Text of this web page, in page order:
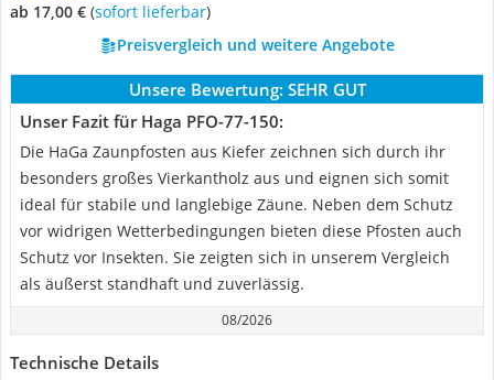
ab 17,00 € ( Sofort lieferbar)
Preisvergleich und weitere Angebote
Unsere Bewertung: SEHR GUT
Unser Fazit für Haga PFO-77-150:
Die HaGa Zaunpfosten aus Kiefer zeichnen sich durch ihr
besonders großes Vierkantholz aus und eignen sich somit
ideal für stabile und langlebige Zäune. Neben dem Schutz
vor widrigen Wetterbedingungen bieten diese Pfosten auch
Schutz vor Insekten. Sie zeigten sich in unserem Vergleich
als äußerst standhaft und zuverlässig.
08/2026
Technische Details